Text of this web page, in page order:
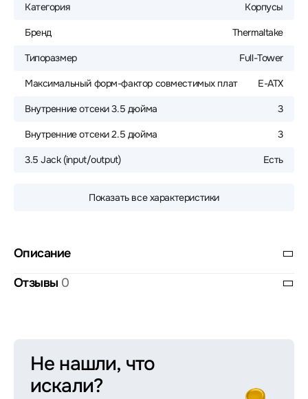
Категория Корпусы
Бренд Thermaltake
Типоразмер Full-Tower
Максимальный форм-фактор совместимых плат E-ATX
Внутренние отсеки 3.5 дюйма 3
Внутренние отсеки 2.5 дюйма 3
3.5 Jack (input/output) Есть
Показать все характеристики
Описание
Отзывы 0
Не нашли, что
искали?